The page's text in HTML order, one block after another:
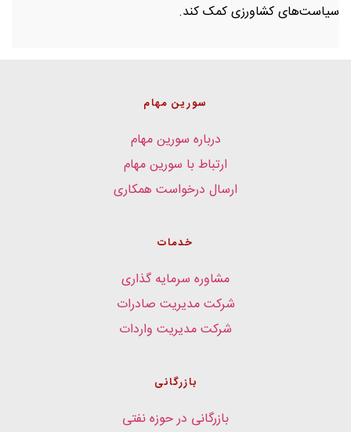
سیاست‌های کشاورزی کمک کند.
سورین مهام
درباره سورین مهام
ارتباط با سورین مهام
ارسال درخواست همکاری
خدمات
مشاوره سرمایه گذاری
شرکت مدیریت صادرات
شرکت مدیریت واردات
بازرگانی
بازرگانی در حوزه نفتی